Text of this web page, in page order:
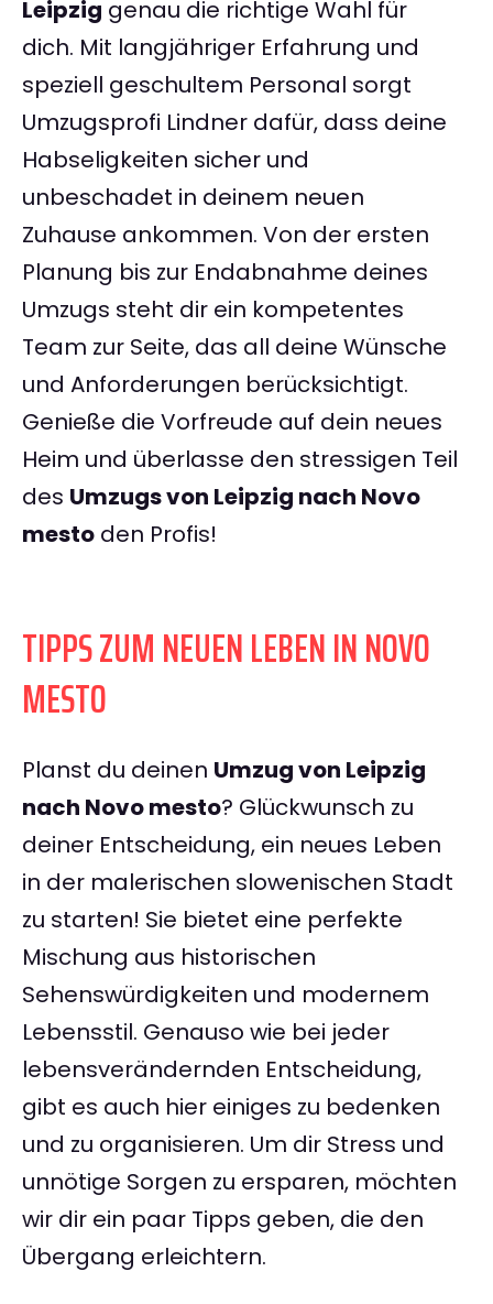
Leipzig genau die richtige Wahl für
dich. Mit langjähriger Erfahrung und
speziell geschultem Personal sorgt
Umzugsprofi Lindner dafür, dass deine
Habseligkeiten sicher und
unbeschadet in deinem neuen
Zuhause ankommen. Von der ersten
Planung bis zur Endabnahme deines
Umzugs steht dir ein kompetentes
Team zur Seite, das all deine Wünsche
und Anforderungen berücksichtigt.
Genieße die Vorfreude auf dein neues
Heim und überlasse den stressigen Teil
des Umzugs von Leipzig nach Novo
mesto den Profis!
TIPPS ZUM NEUEN LEBEN IN NOVO
MESTO
Planst du deinen Umzug von Leipzig
nach Novo mesto? Glückwunsch zu
deiner Entscheidung, ein neues Leben
in der malerischen slowenischen Stadt
zu starten! Sie bietet eine perfekte
Mischung aus historischen
Sehenswürdigkeiten und modernem
Lebensstil. Genauso wie bei jeder
lebensverändernden Entscheidung,
gibt es auch hier einiges zu bedenken
und zu organisieren. Um dir Stress und
unnötige Sorgen zu ersparen, möchten
wir dir ein paar Tipps geben, die den
Übergang erleichtern.